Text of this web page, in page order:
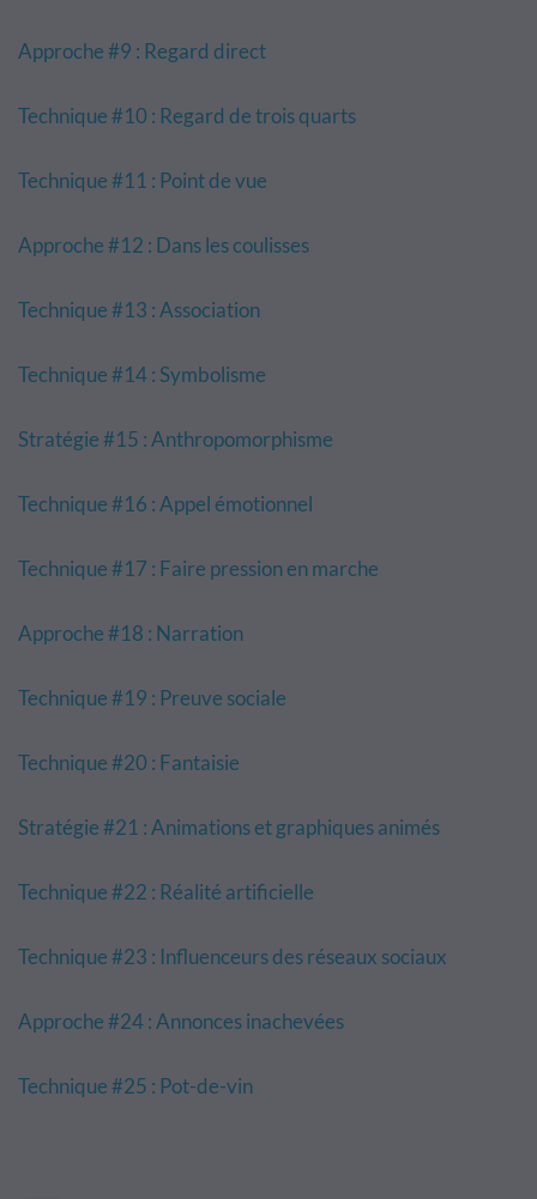
Approche #9 : Regard direct
Technique #10 : Regard de trois quarts
Technique #11 : Point de vue
Approche #12 : Dans les coulisses
Technique #13 : Association
Technique #14 : Symbolisme
Stratégie #15 : Anthropomorphisme
Technique #16 : Appel émotionnel
Technique #17 : Faire pression en marche
Approche #18 : Narration
Technique #19 : Preuve sociale
Technique #20 : Fantaisie
Stratégie #21 : Animations et graphiques animés
Technique #22 : Réalité artificielle
Technique #23 : Influenceurs des réseaux sociaux
Approche #24 : Annonces inachevées
Technique #25 : Pot-de-vin